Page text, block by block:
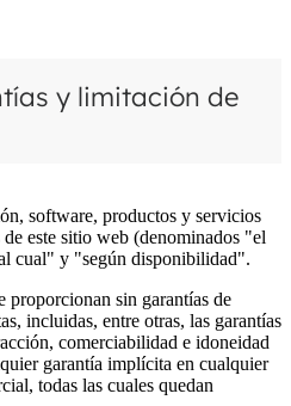
y limitación de
software, productos y servicios
este sitio web (denominados "el
cual" y "según disponibilidad".
proporcionan sin garantías de
incluidas, entre otras, las garantías
comerciabilidad e idoneidad
garantía implícita en cualquier
todas las cuales quedan